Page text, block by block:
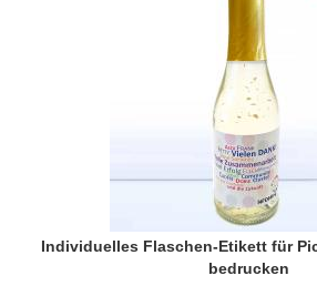
Individuelles Flaschen-Etikett für
bedrucken